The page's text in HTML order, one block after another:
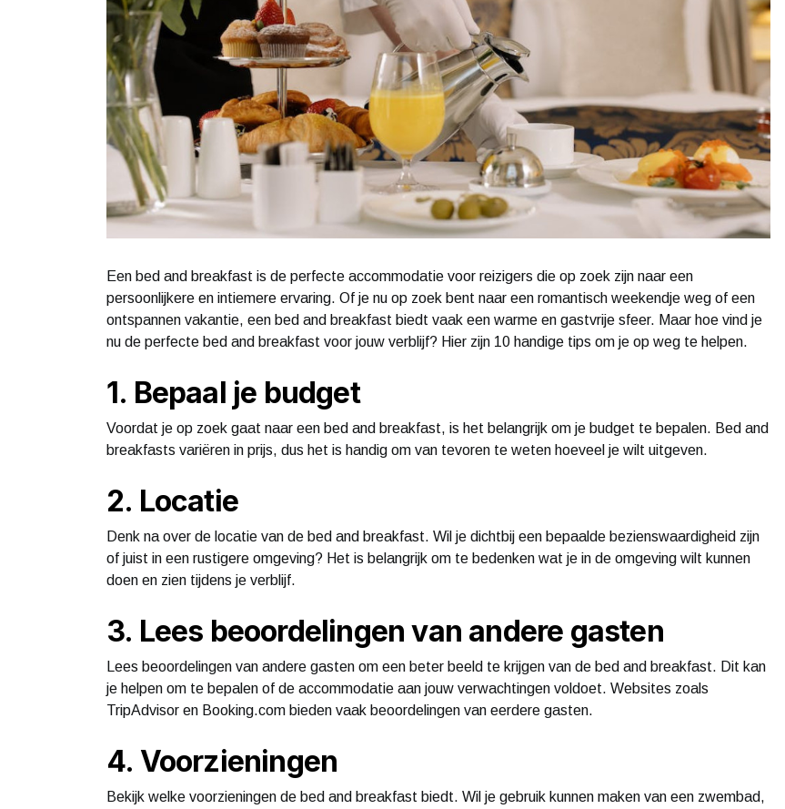
Een bed and breakfast is de perfecte accommodatie voor reizigers die op zoek zijn naar een
persoonlijkere en intiemere ervaring. Of je nu op zoek bent naar een romantisch weekendje weg of een
ontspannen vakantie, een bed and breakfast biedt vaak een warme en gastvrije sfeer. Maar hoe vind je
nu de perfecte bed and breakfast voor jouw verblijf? Hier zijn 10 handige tips om je op weg te helpen.
1. Bepaal je budget
Voordat je op zoek gaat naar een bed and breakfast, is het belangrijk om je budget te bepalen. Bed and
breakfasts variëren in prijs, dus het is handig om van tevoren te weten hoeveel je wilt uitgeven.
2. Locatie
Denk na over de locatie van de bed and breakfast. Wil je dichtbij een bepaalde bezienswaardigheid zijn
of juist in een rustigere omgeving? Het is belangrijk om te bedenken wat je in de omgeving wilt kunnen
doen en zien tijdens je verblijf.
3. Lees beoordelingen van andere gasten
Lees beoordelingen van andere gasten om een beter beeld te krijgen van de bed and breakfast. Dit kan
je helpen om te bepalen of de accommodatie aan jouw verwachtingen voldoet. Websites zoals
TripAdvisor en Booking.com bieden vaak beoordelingen van eerdere gasten.
4. Voorzieningen
Bekijk welke voorzieningen de bed and breakfast biedt. Wil je gebruik kunnen maken van een zwembad,